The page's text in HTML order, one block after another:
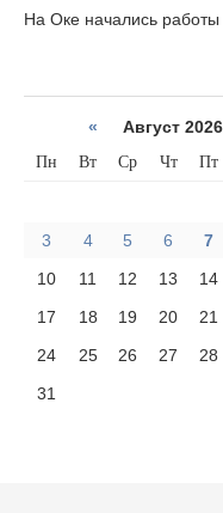
На Оке начались
« Август
Пн Вт Ср Чт Пт
3 4 5 6 7
10 11 12 13 14
17 18 19 20 21
24 25 26 27 28
31